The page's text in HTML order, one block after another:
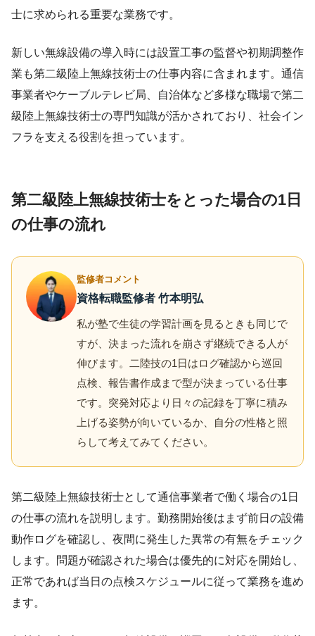
士に求められる重要な業務です。
新しい無線設備の導入時には設置工事の監督や初期調整作
業も第二級陸上無線技術士の仕事内容に含まれます。通信
事業者やケーブルテレビ局、自治体など多様な職場で第二
級陸上無線技術士の専門知識が活かされており、社会イン
フラを支える役割を担っています。
第二級陸上無線技術士をとった場合の1日
の仕事の流れ
監修者コメント
資格転職監修者 竹本明弘
私が塾で生徒の学習計画を見るときも同じで
すが、決まった流れを崩さず継続できる人が
伸びます。二陸技の1日はログ確認から巡回
点検、報告書作成まで型が決まっている仕事
です。突発対応より日々の記録を丁寧に積み
上げる姿勢が向いているか、自分の性格と照
らして考えてみてください。
第二級陸上無線技術士として通信事業者で働く場合の1日
の仕事の流れを説明します。勤務開始後はまず前日の設備
動作ログを確認し、夜間に発生した異常の有無をチェック
します。問題が確認された場合は優先的に対応を開始し、
正常であれば当日の点検スケジュールに従って業務を進め
ます。